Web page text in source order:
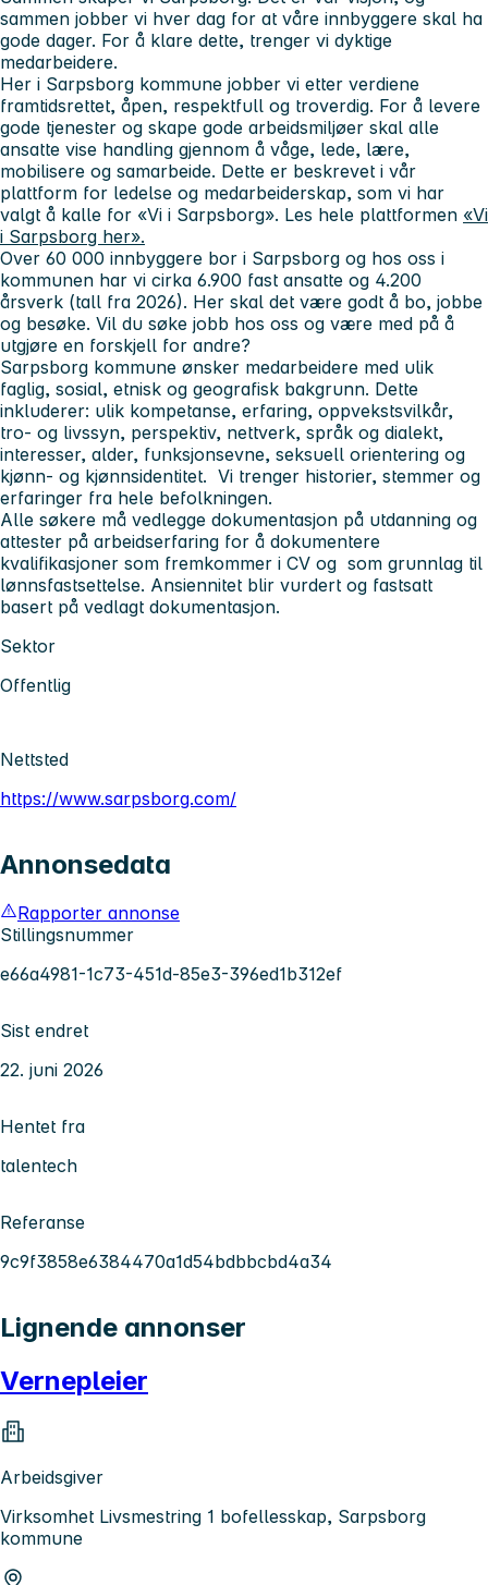
sammen jobber vi hver dag for at våre innbyggere skal ha
gode dager. For å klare dette, trenger vi dyktige
medarbeidere.
Her i Sarpsborg kommune jobber vi etter verdiene
framtidsrettet, åpen, respektfull og troverdig. For å levere
gode tjenester og skape gode arbeidsmiljøer skal alle
ansatte vise handling gjennom å våge, lede, lære,
mobilisere og samarbeide. Dette er beskrevet i vår
plattform for ledelse og medarbeiderskap, som vi har
valgt å kalle for «Vi i Sarpsborg». Les hele plattformen «Vi
i Sarpsborg her».
Over 60 000 innbyggere bor i Sarpsborg og hos oss i
kommunen har vi cirka 6.900 fast ansatte og 4.200
årsverk (tall fra 2026). Her skal det være godt å bo, jobbe
og besøke. Vil du søke jobb hos oss og være med på å
utgjøre en forskjell for andre?
Sarpsborg kommune ønsker medarbeidere med ulik
faglig, sosial, etnisk og geografisk bakgrunn. Dette
inkluderer: ulik kompetanse, erfaring, oppvekstsvilkår,
tro- og livssyn, perspektiv, nettverk, språk og dialekt,
interesser, alder, funksjonsevne, seksuell orientering og
kjønn- og kjønnsidentitet. Vi trenger historier, stemmer og
erfaringer fra hele befolkningen.
Alle søkere må vedlegge dokumentasjon på utdanning og
attester på arbeidserfaring for å dokumentere
kvalifikasjoner som fremkommer i CV og som grunnlag til
lønnsfastsettelse. Ansiennitet blir vurdert og fastsatt
basert på vedlagt dokumentasjon.
Sektor
Offentlig
Nettsted
https://www.sarpsborg.com/
Annonsedata
Rapporter annonse
Stillingsnummer
e66a4981-1c73-451d-85e3-396ed1b312ef
Sist endret
22. juni 2026
Hentet fra
talentech
Referanse
9c9f3858e6384470a1d54bdbbcbd4a34
Lignende annonser
Vernepleier
Arbeidsgiver
Virksomhet Livsmestring 1 bofellesskap, Sarpsborg
kommune